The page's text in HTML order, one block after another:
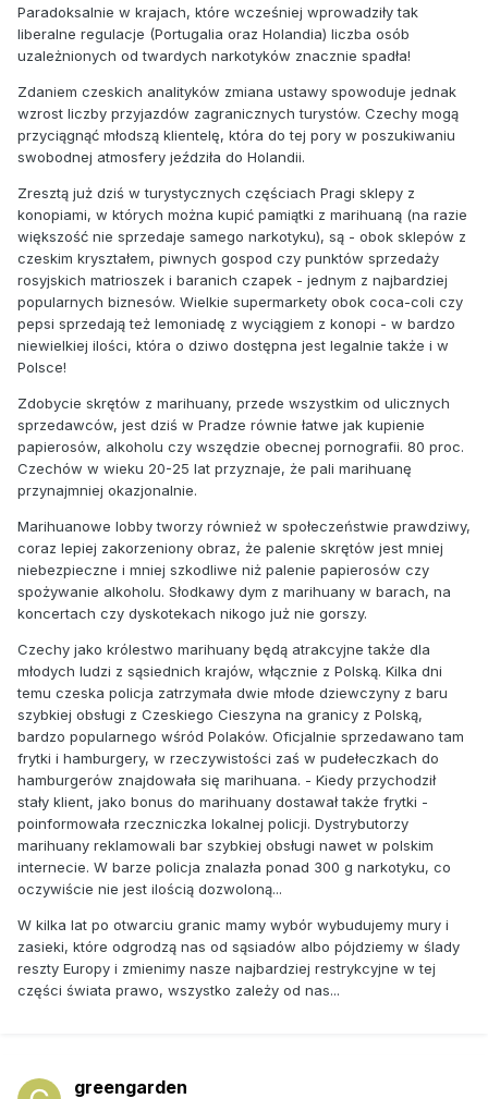
Paradoksalnie w krajach, które wcześniej wprowadziły tak
liberalne regulacje (Portugalia oraz Holandia) liczba osób
uzależnionych od twardych narkotyków znacznie spadła!
Zdaniem czeskich analityków zmiana ustawy spowoduje jednak
wzrost liczby przyjazdów zagranicznych turystów. Czechy mogą
przyciągnąć młodszą klientelę, która do tej pory w poszukiwaniu
swobodnej atmosfery jeździła do Holandii.
Zresztą już dziś w turystycznych częściach Pragi sklepy z
konopiami, w których można kupić pamiątki z marihuaną (na razie
większość nie sprzedaje samego narkotyku), są - obok sklepów z
czeskim kryształem, piwnych gospod czy punktów sprzedaży
rosyjskich matrioszek i baranich czapek - jednym z najbardziej
popularnych biznesów. Wielkie supermarkety obok coca-coli czy
pepsi sprzedają też lemoniadę z wyciągiem z konopi - w bardzo
niewielkiej ilości, która o dziwo dostępna jest legalnie także i w
Polsce!
Zdobycie skrętów z marihuany, przede wszystkim od ulicznych
sprzedawców, jest dziś w Pradze równie łatwe jak kupienie
papierosów, alkoholu czy wszędzie obecnej pornografii. 80 proc.
Czechów w wieku 20-25 lat przyznaje, że pali marihuanę
przynajmniej okazjonalnie.
Marihuanowe lobby tworzy również w społeczeństwie prawdziwy,
coraz lepiej zakorzeniony obraz, że palenie skrętów jest mniej
niebezpieczne i mniej szkodliwe niż palenie papierosów czy
spożywanie alkoholu. Słodkawy dym z marihuany w barach, na
koncertach czy dyskotekach nikogo już nie gorszy.
Czechy jako królestwo marihuany będą atrakcyjne także dla
młodych ludzi z sąsiednich krajów, włącznie z Polską. Kilka dni
temu czeska policja zatrzymała dwie młode dziewczyny z baru
szybkiej obsługi z Czeskiego Cieszyna na granicy z Polską,
bardzo popularnego wśród Polaków. Oficjalnie sprzedawano tam
frytki i hamburgery, w rzeczywistości zaś w pudełeczkach do
hamburgerów znajdowała się marihuana. - Kiedy przychodził
stały klient, jako bonus do marihuany dostawał także frytki -
poinformowała rzeczniczka lokalnej policji. Dystrybutorzy
marihuany reklamowali bar szybkiej obsługi nawet w polskim
internecie. W barze policja znalazła ponad 300 g narkotyku, co
oczywiście nie jest ilością dozwoloną...
W kilka lat po otwarciu granic mamy wybór wybudujemy mury i
zasieki, które odgrodzą nas od sąsiadów albo pójdziemy w ślady
reszty Europy i zmienimy nasze najbardziej restrykcyjne w tej
części świata prawo, wszystko zależy od nas...
greengarden